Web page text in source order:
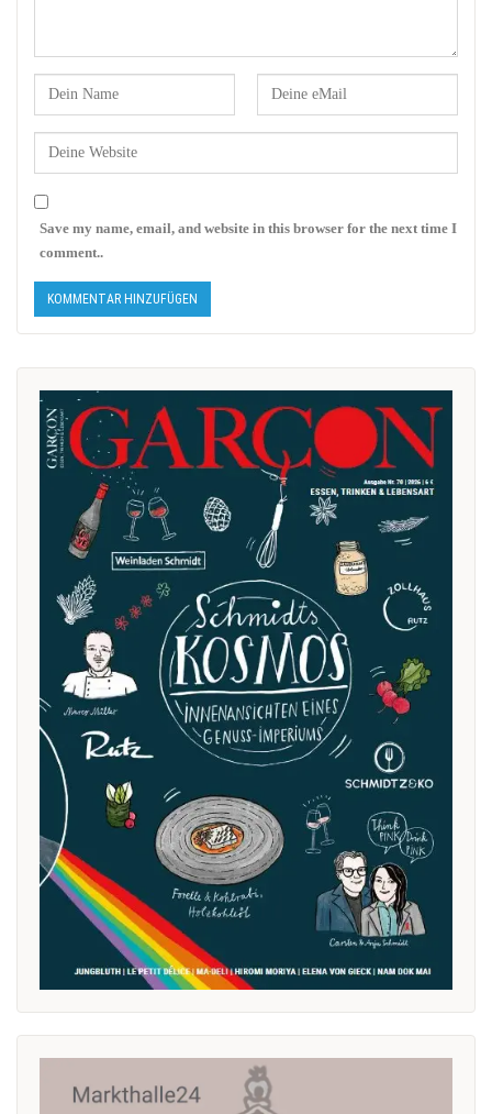
Save my name, email, and website in this browser for the next time I
comment..